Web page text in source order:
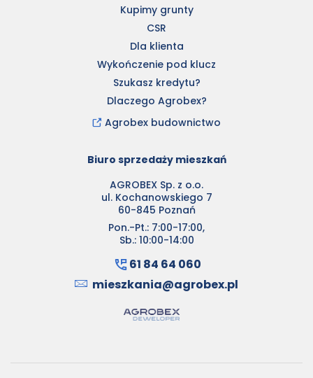
Kupimy grunty
CSR
Dla klienta
Wykończenie pod klucz
Szukasz kredytu?
Dlaczego Agrobex?
Agrobex budownictwo
Biuro sprzedaży mieszkań
AGROBEX Sp. z o.o.
ul. Kochanowskiego 7
60-845 Poznań
Pon.-Pt.: 7:00-17:00,
Sb.: 10:00-14:00
61 84 64 060
mieszkania@agrobex.pl